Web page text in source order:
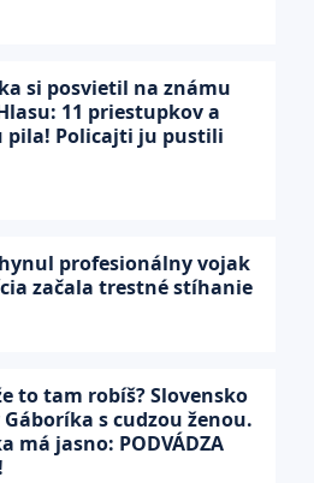
si posvietil na známu
11 priestupkov a
pila! Policajti ju pustili
profesionálny vojak
začala trestné stíhanie
to tam robíš? Slovensko
s cudzou ženou.
má jasno: PODVÁDZA